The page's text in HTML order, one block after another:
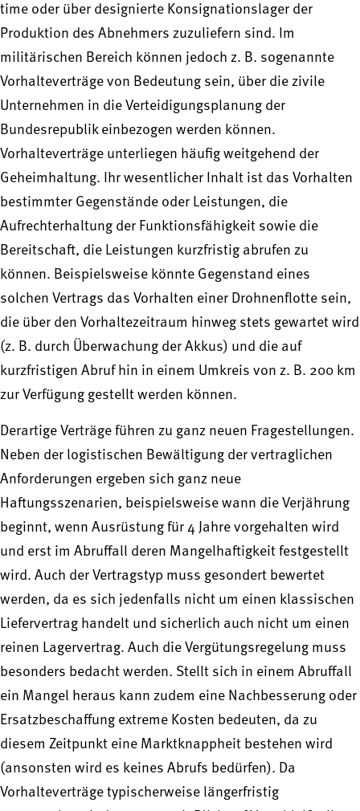
time oder über designierte Konsignationslager der
Produktion des Abnehmers zuzuliefern sind. Im
militärischen Bereich können jedoch z. B. sogenannte
Vorhalteverträge von Bedeutung sein, über die zivile
Unternehmen in die Verteidigungsplanung der
Bundesrepublik einbezogen werden können.
Vorhalteverträge unterliegen häufig weitgehend der
Geheimhaltung. Ihr wesentlicher Inhalt ist das Vorhalten
bestimmter Gegenstände oder Leistungen, die
Aufrechterhaltung der Funktionsfähigkeit sowie die
Bereitschaft, die Leistungen kurzfristig abrufen zu
können. Beispielsweise könnte Gegenstand eines
solchen Vertrags das Vorhalten einer Drohnenflotte sein,
die über den Vorhaltezeitraum hinweg stets gewartet wird
(z. B. durch Überwachung der Akkus) und die auf
kurzfristigen Abruf hin in einem Umkreis von z. B. 200 km
zur Verfügung gestellt werden können.
Derartige Verträge führen zu ganz neuen Fragestellungen.
Neben der logistischen Bewältigung der vertraglichen
Anforderungen ergeben sich ganz neue
Haftungsszenarien, beispielsweise wann die Verjährung
beginnt, wenn Ausrüstung für 4 Jahre vorgehalten wird
und erst im Abruffall deren Mangelhaftigkeit festgestellt
wird. Auch der Vertragstyp muss gesondert bewertet
werden, da es sich jedenfalls nicht um einen klassischen
Liefervertrag handelt und sicherlich auch nicht um einen
reinen Lagervertrag. Auch die Vergütungsregelung muss
besonders bedacht werden. Stellt sich in einem Abruffall
ein Mangel heraus kann zudem eine Nachbesserung oder
Ersatzbeschaffung extreme Kosten bedeuten, da zu
diesem Zeitpunkt eine Marktknappheit bestehen wird
(ansonsten wird es keines Abrufs bedürfen). Da
Vorhalteverträge typischerweise längerfristig